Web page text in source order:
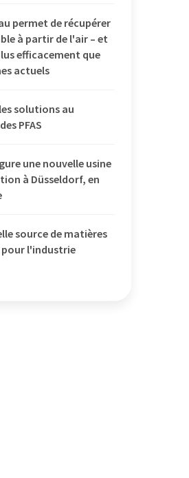
permet de récupérer
à partir de l'air – et
efficacement que
actuels
solutions au
PFAS
une nouvelle usine
à Düsseldorf, en
source de matières
pour l'industrie